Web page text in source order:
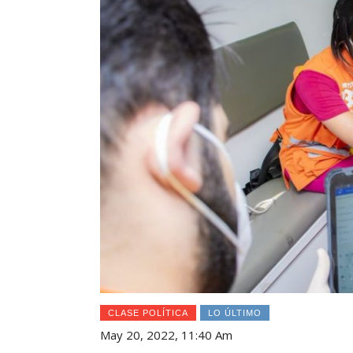
CLASE POLÍTICA LO ÚLTIMO
May 20, 2022, 11:40 Am